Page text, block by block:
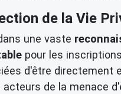
de la Vie
une vaste
pour les
d'être directement
de la menace